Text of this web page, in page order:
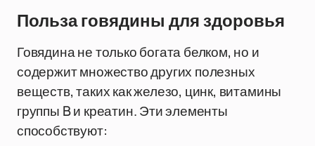
Польза говядины для здоровья
Говядина не только богата белком, но и
содержит множество других полезных
веществ, таких как железо, цинк, витамины
группы B и креатин. Эти элементы
способствуют: